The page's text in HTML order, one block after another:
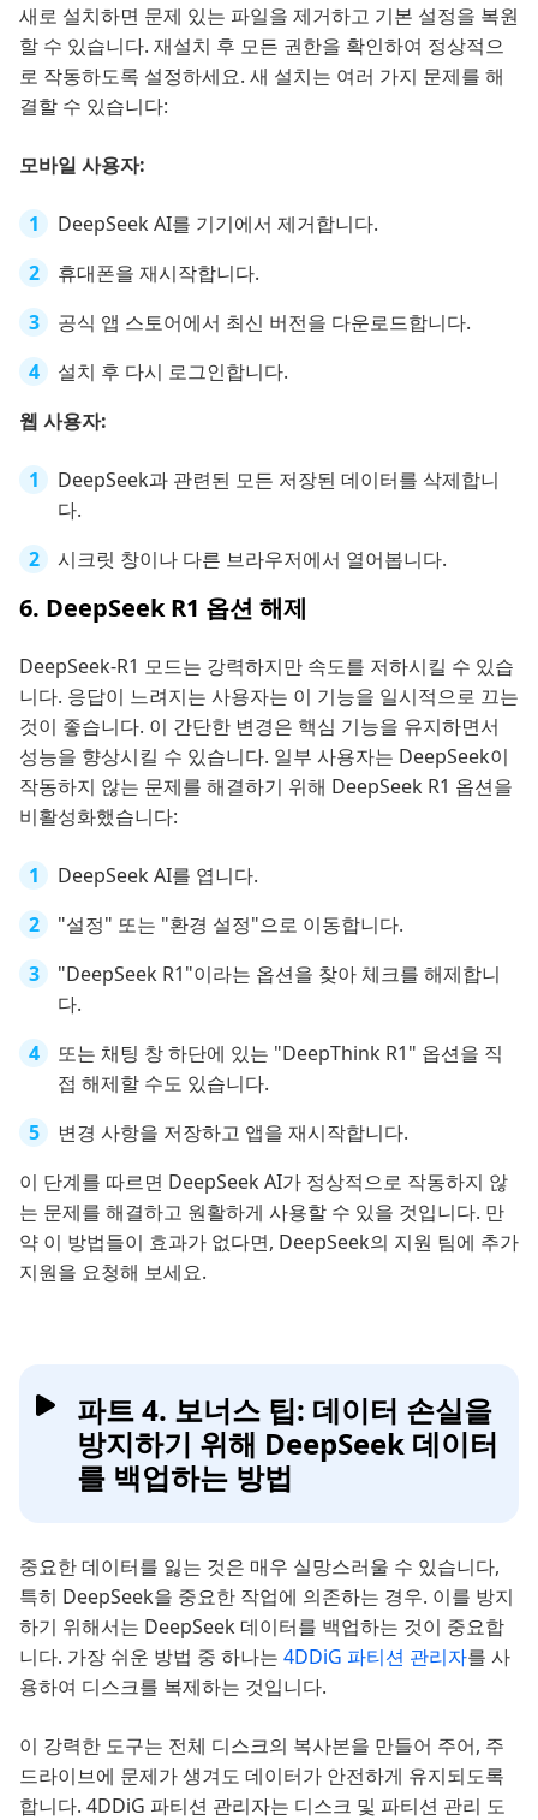
새로 설치하면 문제 있는 파일을 제거하고 기본 설정을 복원
할 수 있습니다. 재설치 후 모든 권한을 확인하여 정상적으
로 작동하도록 설정하세요. 새 설치는 여러 가지 문제를 해
결할 수 있습니다:
모바일 사용자:
DeepSeek AI를 기기에서 제거합니다.
휴대폰을 재시작합니다.
공식 앱 스토어에서 최신 버전을 다운로드합니다.
설치 후 다시 로그인합니다.
웹 사용자:
DeepSeek과 관련된 모든 저장된 데이터를 삭제합니
다.
시크릿 창이나 다른 브라우저에서 열어봅니다.
6. DeepSeek R1 옵션 해제
DeepSeek-R1 모드는 강력하지만 속도를 저하시킬 수 있습
니다. 응답이 느려지는 사용자는 이 기능을 일시적으로 끄는
것이 좋습니다. 이 간단한 변경은 핵심 기능을 유지하면서
성능을 향상시킬 수 있습니다. 일부 사용자는 DeepSeek이
작동하지 않는 문제를 해결하기 위해 DeepSeek R1 옵션을
비활성화했습니다:
DeepSeek AI를 엽니다.
"설정" 또는 "환경 설정"으로 이동합니다.
"DeepSeek R1"이라는 옵션을 찾아 체크를 해제합니
다.
또는 채팅 창 하단에 있는 "DeepThink R1" 옵션을 직
접 해제할 수도 있습니다.
변경 사항을 저장하고 앱을 재시작합니다.
이 단계를 따르면 DeepSeek AI가 정상적으로 작동하지 않
는 문제를 해결하고 원활하게 사용할 수 있을 것입니다. 만
약 이 방법들이 효과가 없다면, DeepSeek의 지원 팀에 추가
지원을 요청해 보세요.
파트 4. 보너스 팁: 데이터 손실을
방지하기 위해 DeepSeek 데이터
를 백업하는 방법
중요한 데이터를 잃는 것은 매우 실망스러울 수 있습니다,
특히 DeepSeek을 중요한 작업에 의존하는 경우. 이를 방지
하기 위해서는 DeepSeek 데이터를 백업하는 것이 중요합
니다. 가장 쉬운 방법 중 하나는 4DDiG 파티션 관리자를 사
용하여 디스크를 복제하는 것입니다.
이 강력한 도구는 전체 디스크의 복사본을 만들어 주어, 주
드라이브에 문제가 생겨도 데이터가 안전하게 유지되도록
합니다. 4DDiG 파티션 관리자는 디스크 및 파티션 관리 도